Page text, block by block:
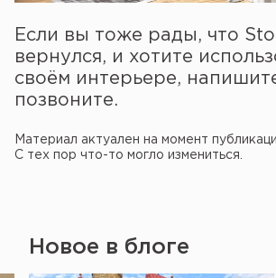
Если вы тоже рады, что
вернулся, и хотите
своём интерьере,
позвоните.
Материал актуален на момент
С тех пор что-то могло измениться.
Новое в блоге